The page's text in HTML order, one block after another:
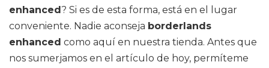
enhanced? Si es de esta forma, está en el lugar
conveniente. Nadie aconseja borderlands
enhanced como aquí en nuestra tienda. Antes que
nos sumerjamos en el artículo de hoy, permíteme